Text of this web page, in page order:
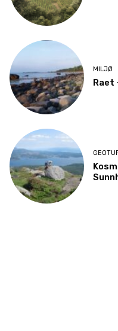
MILJØ